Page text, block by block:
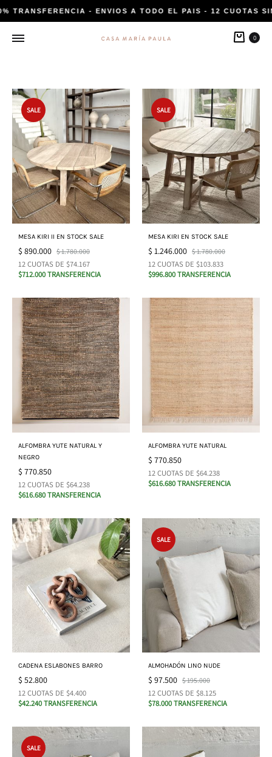
0
SALE
MESA KIRI II EN STOCK SALE
$ 890.000 $1.780.000
12 CUOTAS DE $74.167
$712.000 TRANSFERENCIA
SALE
MESA KIRI EN STOCK SALE
$ 1.246.000 $1.780.000
12 CUOTAS DE $103.833
$996.800 TRANSFERENCIA
ALFOMBRA YUTE NATURAL Y
NEGRO
$ 770.850
12 CUOTAS DE $64.238
$616.680 TRANSFERENCIA
ALFOMBRA YUTE NATURAL
$ 770.850
12 CUOTAS DE $64.238
$616.680 TRANSFERENCIA
CADENA ESLABONES BARRO
$ 52.800
12 CUOTAS DE $4.400
$42.240 TRANSFERENCIA
SALE
ALMOHADÓN LINO NUDE
$ 97.500 $195.000
12 CUOTAS DE $8.125
$78.000 TRANSFERENCIA
SALE
TRANSFERENCIA - ENVIOS A TODO EL PAIS - 12 CUOTAS